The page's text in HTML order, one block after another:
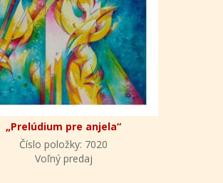
„Prelúdium pre anjela“
Číslo položky: 7020
Voľný predaj